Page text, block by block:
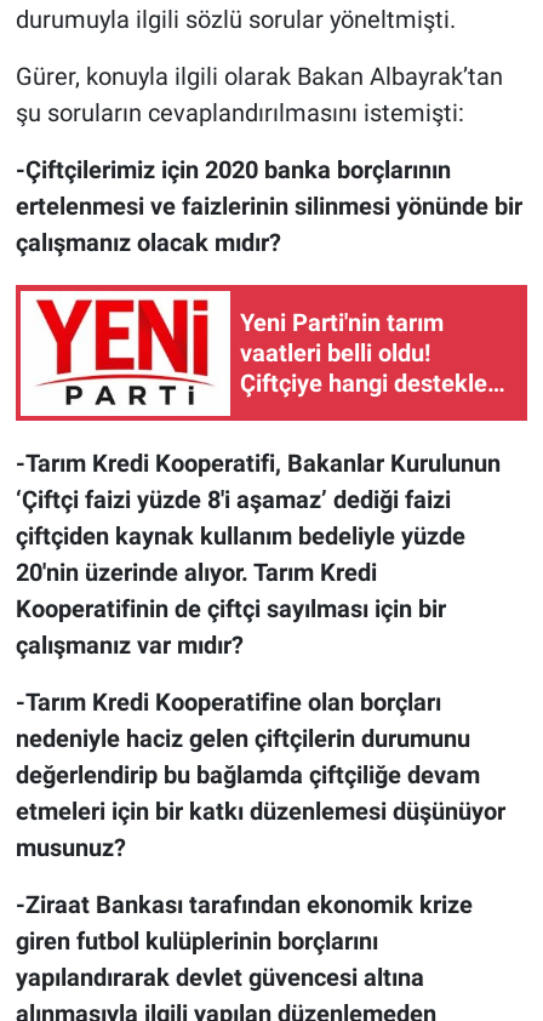
durumuyla ilgili sözlü sorular yöneltmişti.
Gürer, konuyla ilgili olarak Bakan Albayrak’tan
şu soruların cevaplandırılmasını istemişti:
-Çiftçilerimiz için 2020 banka borçlarının
ertelenmesi ve faizlerinin silinmesi yönünde bir
çalışmanız olacak mıdır?
Yeni Parti'nin tarım
vaatleri belli oldu!
Çiftçiye hangi destekler
verilecek?
-Tarım Kredi Kooperatifi, Bakanlar Kurulunun
‘Çiftçi faizi yüzde 8'i aşamaz’ dediği faizi
çiftçiden kaynak kullanım bedeliyle yüzde
20'nin üzerinde alıyor. Tarım Kredi
Kooperatifinin de çiftçi sayılması için bir
çalışmanız var mıdır?
-Tarım Kredi Kooperatifine olan borçları
nedeniyle haciz gelen çiftçilerin durumunu
değerlendirip bu bağlamda çiftçiliğe devam
etmeleri için bir katkı düzenlemesi düşünüyor
musunuz?
-Ziraat Bankası tarafından ekonomik krize
giren futbol kulüplerinin borçlarını
yapılandırarak devlet güvencesi altına
alınmasıyla ilgili yapılan düzenlemeden